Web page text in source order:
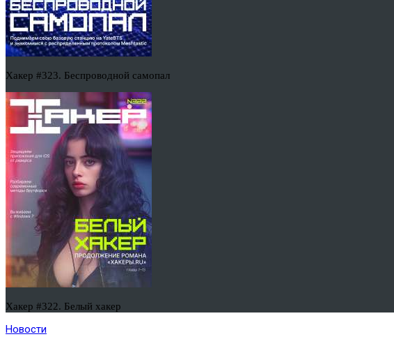
Хакер #323. Беспроводной самопал
Хакер #322. Белый хакер
Новости